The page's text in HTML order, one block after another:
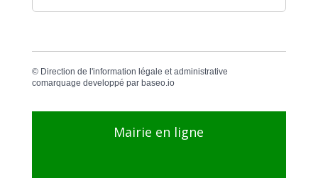
© Direction de l'information légale et administrative
comarquage developpé par baseo.io
Mairie en ligne